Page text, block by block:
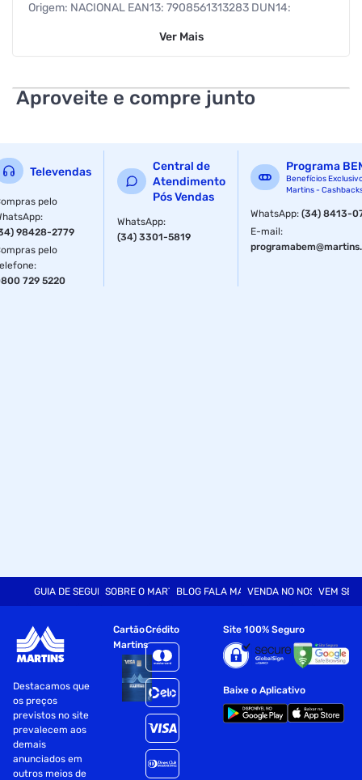
Origem: NACIONAL EAN13: 7908561313283 DUN14:
Ver Mais
Aproveite e compre junto
Televendas
pelo
:
98428-2779
pelo
:
729 5220
Central de
Atendimento
Pós Vendas
WhatsApp:
(34) 3301-5819
Programa
Benefícios
Martins -
WhatsApp:(34) 8413-
E-mail:
GUIA DE SEGURANÇASOBRE O MARTINSBLOG FALA MARTVENDA NO NOSSO SITE
VEM SER
Destacamos que
os preços
previstos no site
prevalecem aos
demais
anunciados em
outros meios de
Cartão
Martins
Crédito Site 100% Seguro
Baixe o Aplicativo